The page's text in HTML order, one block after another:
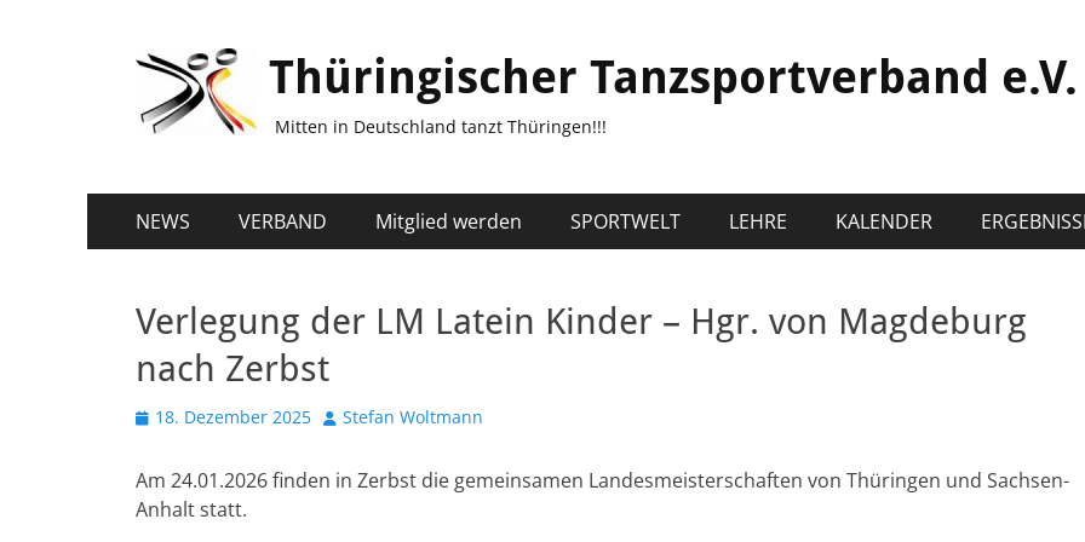
Thüringischer Tanzsportverband e.V.
Mitten in Deutschland tanzt Thüringen!!!
Primäres
Menü
Inhalt
NEWS VERBAND Mitglied werden SPORTWELT LEHRE KALENDER
Verlegung der LM Latein Kinder – Hgr. von Magdeburg
nach Zerbst
Veröffentlicht
18. Dezember 2025 AutorStefan Woltmann
Am 24.01.2026 finden in Zerbst die gemeinsamen Landesmeisterschaften von Thüringen und Sachsen-
Anhalt statt.